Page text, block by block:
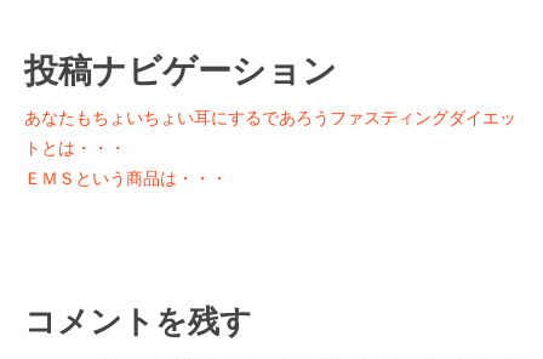
投稿ナビゲーション
あなたもちょいちょい耳にするであろうファスティングダイエッ
トとは・・・
ＥＭＳという商品は・・・
コメントを残す